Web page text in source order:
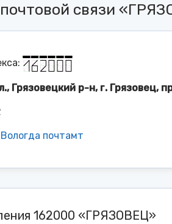
связи
Грязовецкий р-н, г. Грязовец,
почтамт
162000 «ГРЯЗОВЕЦ»